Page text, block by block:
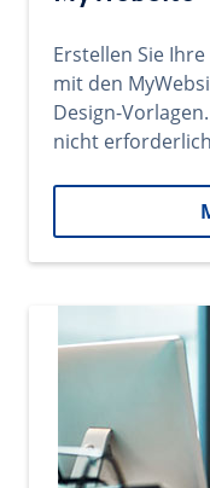
Erstellen Sie
mit den
Design-
nicht